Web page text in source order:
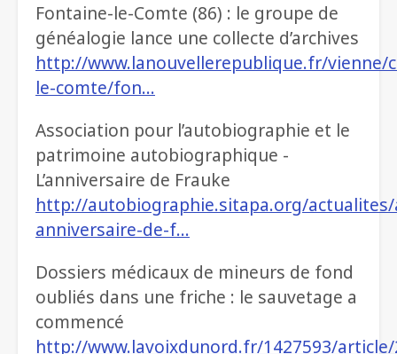
Fontaine-le-Comte (86) : le groupe de
généalogie lance une collecte d’archives
http://www.lanouvellerepublique.fr/
le-comte/fon…
Association pour l’autobiographie et le
patrimoine autobiographique -
L’anniversaire de Frauke
http://autobiographie.sitapa.org/
anniversaire-de-f…
Dossiers médicaux de mineurs de fond
oubliés dans une friche : le sauvetage a
commencé
http://www.lavoixdunord.fr/1427593/article/